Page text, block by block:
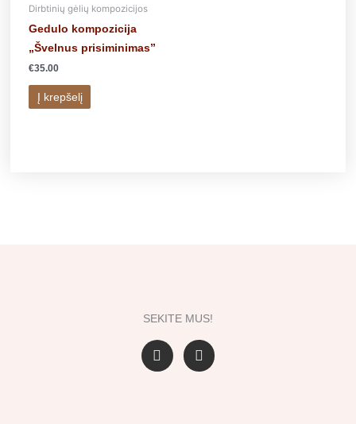
page
Dirbtinių gėlių kompozicijos
Gedulo kompozicija
„Švelnus prisiminimas”
€35.00
Į krepšelį
SEKITE MUS!
F
a
I
n